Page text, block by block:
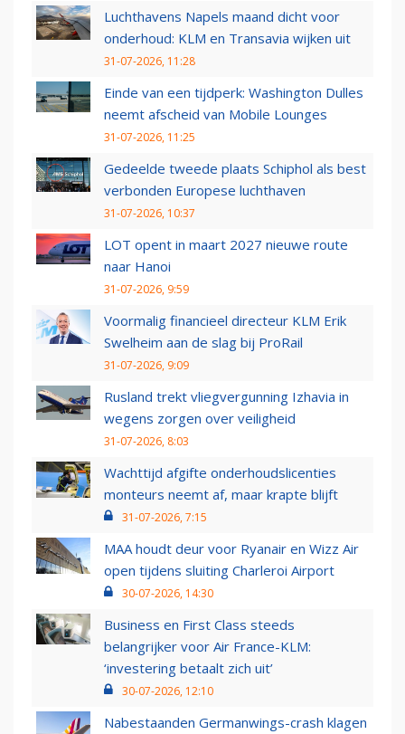
Luchthavens Napels maand dicht voor
onderhoud: KLM en Transavia wijken uit
31-07-2026, 11:28
Einde van een tijdperk: Washington Dulles
neemt afscheid van Mobile Lounges
31-07-2026, 11:25
Gedeelde tweede plaats Schiphol als best
verbonden Europese luchthaven
31-07-2026, 10:37
LOT opent in maart 2027 nieuwe route
naar Hanoi
31-07-2026, 9:59
Voormalig financieel directeur KLM Erik
Swelheim aan de slag bij ProRail
31-07-2026, 9:09
Rusland trekt vliegvergunning Izhavia in
wegens zorgen over veiligheid
31-07-2026, 8:03
Wachttijd afgifte onderhoudslicenties
monteurs neemt af, maar krapte blijft
31-07-2026, 7:15
MAA houdt deur voor Ryanair en Wizz Air
open tijdens sluiting Charleroi Airport
30-07-2026, 14:30
Business en First Class steeds
belangrijker voor Air France-KLM:
‘investering betaalt zich uit’
30-07-2026, 12:10
Nabestaanden Germanwings-crash klagen